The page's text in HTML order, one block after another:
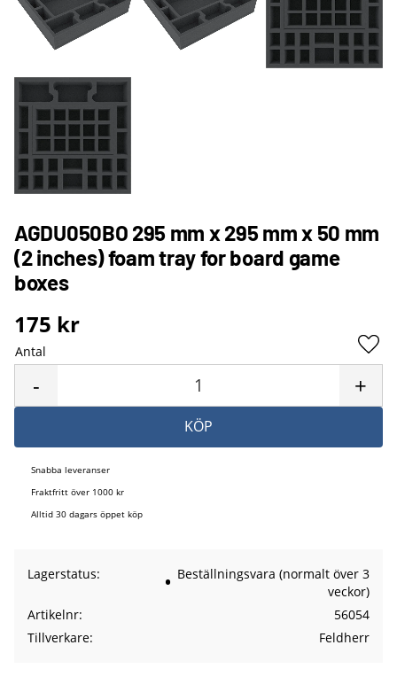
AGDU050BO 295 mm x 295 mm x 50 mm
(2 inches) foam tray for board game
boxes
175 kr
Antal
+
-
KÖP
Snabba leveranser
Fraktfritt över 1000 kr
Alltid 30 dagars öppet köp
Lagerstatus
Beställningsvara (normalt över 3
veckor)
Artikelnr
56054
Tillverkare
Feldherr